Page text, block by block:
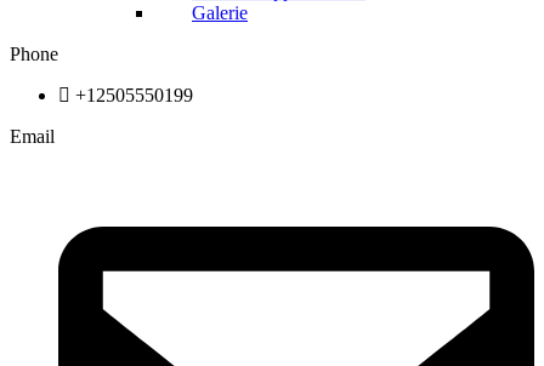
Galerie
Phone
+12505550199
Email